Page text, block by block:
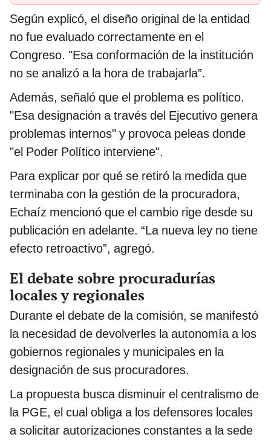
Según explicó, el diseño original de la entidad
no fue evaluado correctamente en el
Congreso. "Esa conformación de la institución
no se analizó a la hora de trabajarla”.
Además, señaló que el problema es político.
"Esa designación a través del Ejecutivo genera
problemas internos" y provoca peleas donde
"el Poder Político interviene".
Para explicar por qué se retiró la medida que
terminaba con la gestión de la procuradora,
Echaíz mencionó que el cambio rige desde su
publicación en adelante. “La nueva ley no tiene
efecto retroactivo”, agregó.
El debate sobre procuradurías
locales y regionales
Durante el debate de la comisión, se manifestó
la necesidad de devolverles la autonomía a los
gobiernos regionales y municipales en la
designación de sus procuradores.
La propuesta busca disminuir el centralismo de
la PGE, el cual obliga a los defensores locales
a solicitar autorizaciones constantes a la sede